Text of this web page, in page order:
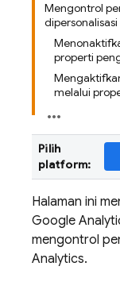
Mengontrol
dipersonalisasi
properti
melalui
Pilih
platform:
Halaman ini
Google
mengontrol
Analytics.